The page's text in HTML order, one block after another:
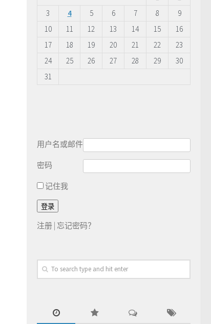
3
4 5 6 7 8
9
10
11 12 13 14 15
16
17
18 19 20 21 22
23
24
25 26 27 28 29
30
31
用户名或邮件
密码
记住我
注册 | 忘记密码？